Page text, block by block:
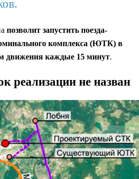
позволит запустить поезда-
комплекса (ЮТК) в
движения каждые 15 минут.
реализации не назван